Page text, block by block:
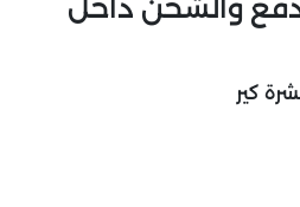
والشحن داخل
كير